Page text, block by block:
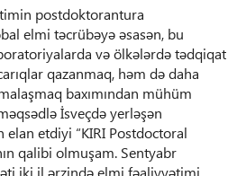
postdoktorantura
elmi təcrübəyə əsasən, bu
və ölkələrdə tədqiqat
qazanmaq, həm də daha
baxımından mühüm
İsveçdə yerləşən
etdiyi “KIRI Postdoctoral
qalibi olmuşam. Sentyabr
iki il ərzində elmi fəaliyyətimi